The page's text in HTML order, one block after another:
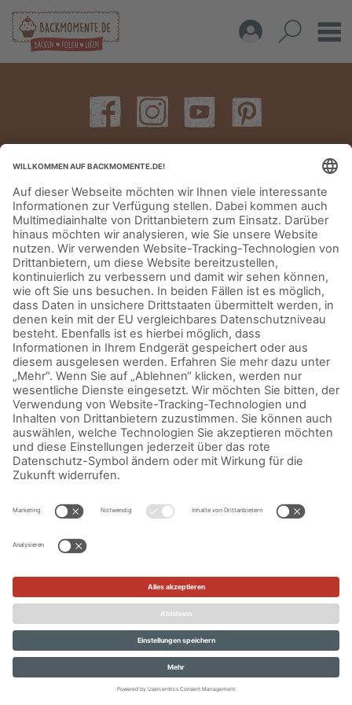
IMPRESSUM DATENSCHUTZERKLÄRUNG AGB KONTAKT
© Aurora Mühlen GmbH - Trettaustraße 49 – D-21107 Hamburg